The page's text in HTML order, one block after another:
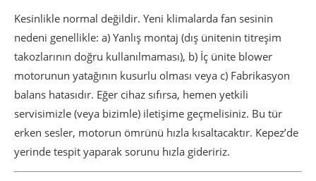
Kesinlikle normal değildir. Yeni klimalarda fan sesinin
nedeni genellikle: a) Yanlış montaj (dış ünitenin titreşim
takozlarının doğru kullanılmaması), b) İç ünite blower
motorunun yatağının kusurlu olması veya c) Fabrikasyon
balans hatasıdır. Eğer cihaz sıfırsa, hemen yetkili
servisimizle (veya bizimle) iletişime geçmelisiniz. Bu tür
erken sesler, motorun ömrünü hızla kısaltacaktır. Kepez’de
yerinde tespit yaparak sorunu hızla gideririz.